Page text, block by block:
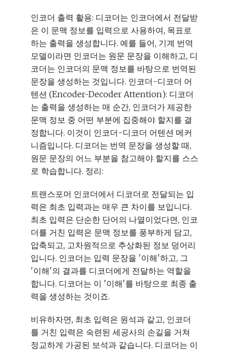
인코더 출력 활용: 디코더는 인코더에서 전달받
은 이 문맥 정보를 입력으로 사용하여, 목표로
하는 출력을 생성합니다. 예를 들어, 기계 번역
모델이라면 인코더는 원문 문장을 이해하고, 디
코더는 인코더의 문맥 정보를 바탕으로 번역된
문장을 생성하는 것입니다. 인코더-디코더 어
텐션 (Encoder-Decoder Attention): 디코더
는 출력을 생성하는 매 순간, 인코더가 제공한
문맥 정보 중 어떤 부분에 집중해야 할지를 결
정합니다. 이것이 인코더-디코더 어텐션 메커
니즘입니다. 디코더는 번역 문장을 생성할 때,
원문 문장의 어느 부분을 참고해야 할지를 스스
로 학습합니다. 정리:
트랜스포머 인코더에서 디코더로 전달되는 입
력은 최초 입력과는 매우 큰 차이를 보입니다.
최초 입력은 단순한 단어의 나열이었다면, 인코
더를 거친 입력은 문맥 정보를 풍부하게 담고,
압축되고, 고차원적으로 추상화된 정보 덩어리
입니다. 인코더는 입력 문장을 '이해'하고, 그
'이해'의 결과를 디코더에게 전달하는 역할을
합니다. 디코더는 이 '이해'를 바탕으로 최종 출
력을 생성하는 것이죠.
비유하자면, 최초 입력은 원석과 같고, 인코더
를 거친 입력은 숙련된 세공사의 손길을 거쳐
정교하게 가공된 보석과 같습니다. 디코더는 이